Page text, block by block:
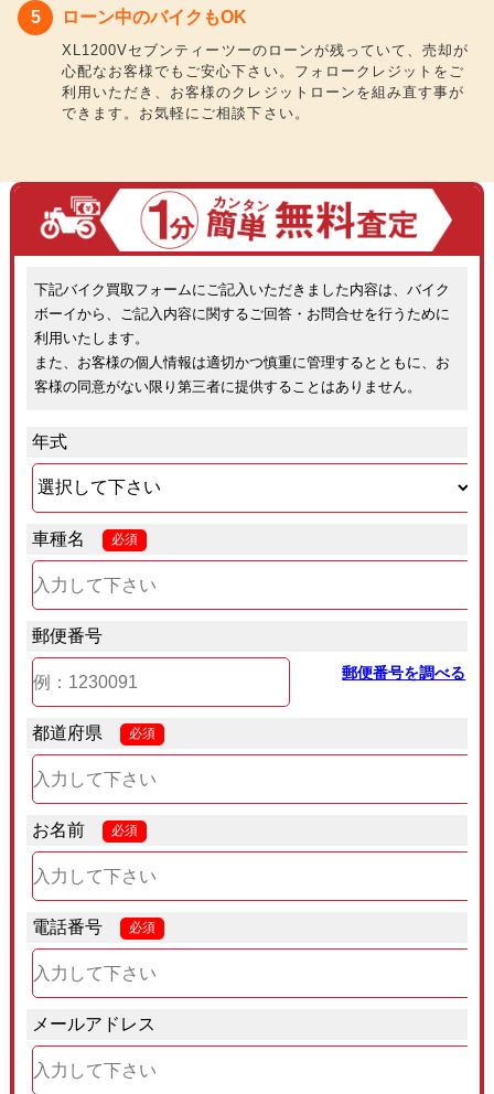
ローン中のバイクもOK
XL1200Vセブンティーツーのローンが残っていて、売却が
心配なお客様でもご安心下さい。フォロークレジットをご
利用いただき、お客様のクレジットローンを組み直す事が
できます。お気軽にご相談下さい。
下記バイク買取フォームにご記入いただきました内容は、バイク
ボーイから、ご記入内容に関するご回答・お問合せを行うために
利用いたします。
また、お客様の個人情報は適切かつ慎重に管理するとともに、お
客様の同意がない限り第三者に提供することはありません。
年式
車種名 必須
郵便番号
郵便番号を調べる
都道府県 必須
お名前 必須
電話番号 必須
メールアドレス